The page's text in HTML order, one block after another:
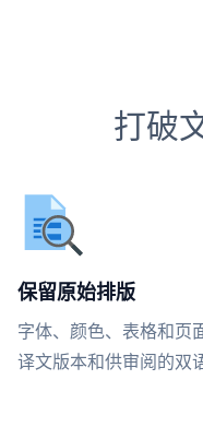
打破
保留原始排版
字体、颜色、表格和页
译文版本和供审阅的双